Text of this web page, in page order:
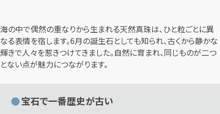
海の中で偶然の重なりから生まれる天然真珠は、ひと粒ごとに異
なる表情を宿します。6月の誕生石としても知られ、古くから静かな
輝きで人々を惹きつけてきました。自然に育まれ、同じものが二つ
とない点が魅力につながります。
宝石で一番歴史が古い